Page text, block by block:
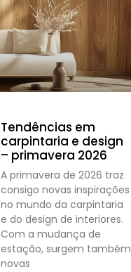
Tendências em
carpintaria e design
– primavera 2026
A primavera de 2026 traz
consigo novas inspirações
no mundo da carpintaria
e do design de interiores.
Com a mudança de
estação, surgem também
novas